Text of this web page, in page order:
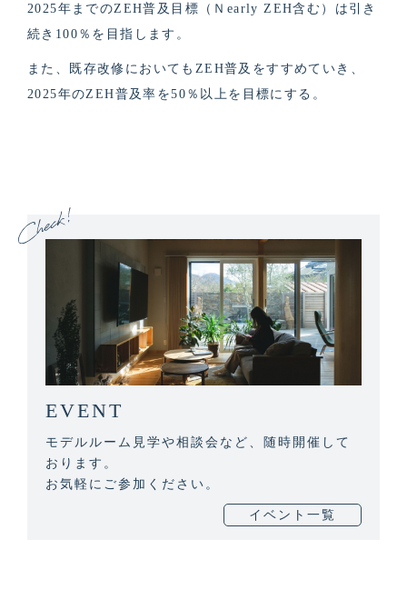
2025年までのZEH普及目標（Ｎearly ZEH含む）は引き
続き100％を目指します。
また、既存改修においてもZEH普及をすすめていき、
2025年のZEH普及率を50％以上を目標にする。
EVENT
モデルルーム見学や相談会など、随時開催して
おります。
お気軽にご参加ください。
イベント一覧